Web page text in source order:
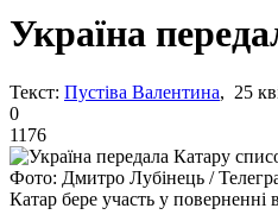
Україна
Текст: Пустіва Валентина, 25
0
1176
Фото: Дмитро Лубінець /
Катар бере участь у поверненні